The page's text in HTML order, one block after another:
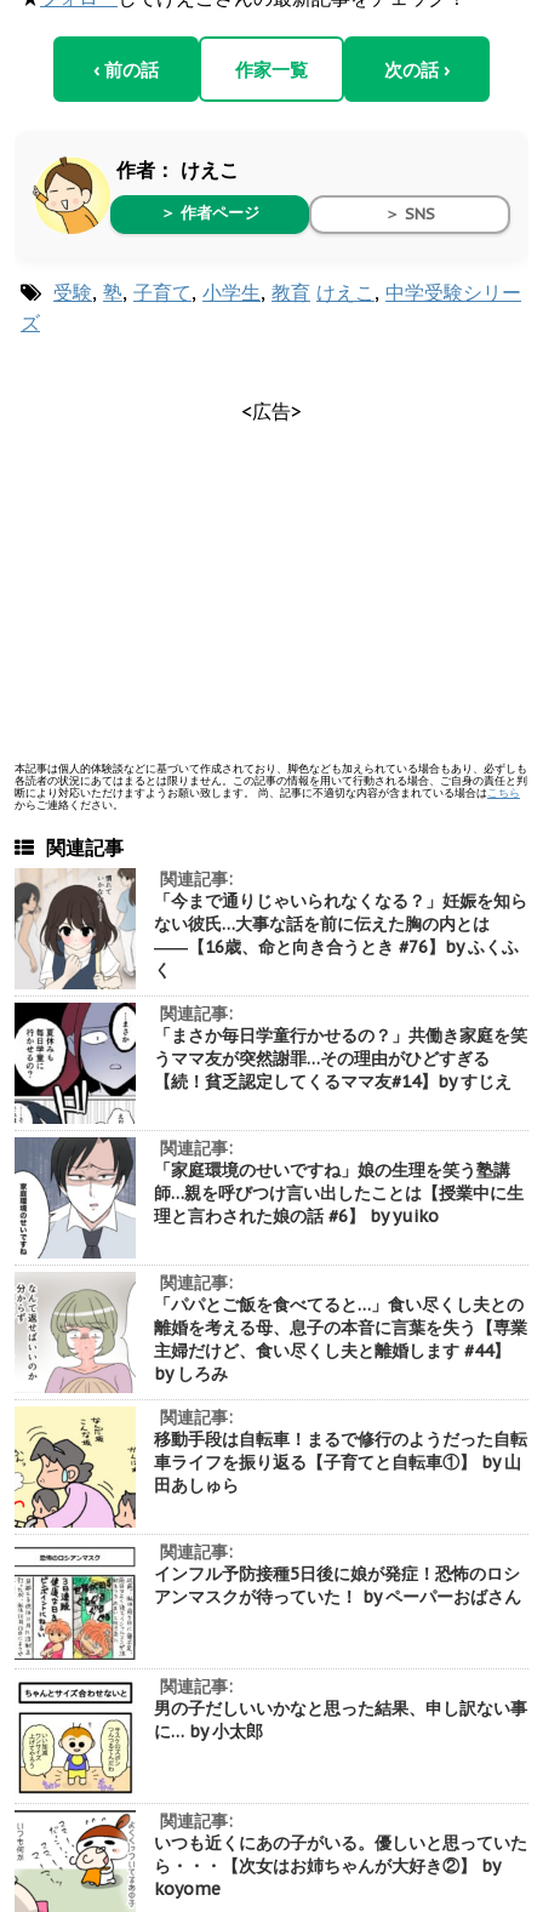
‹ 前の話 作家一覧 次の話 ›
作者： けえこ
＞ 作者ページ ＞ SNS
受験, 塾, 子育て, 小学生, 教育 けえこ , 中学受験シリー
ズ
<広告>
本記事は個人的体験談などに基づいて作成されており、脚色なども加えられている場合もあり、必ずしも
各読者の状況にあてはまるとは限りません。この記事の情報を用いて行動される場合、ご自身の責任と判
断により対応いただけますようお願い致します。 尚、記事に不適切な内容が含まれている場合はこちら
からご連絡ください。
関連記事
関連記事:
「今まで通りじゃいられなくなる？」妊娠を知ら
ない彼氏…大事な話を前に伝えた胸の内とは
――【16歳、命と向き合うとき #76】by ふくふ
く
関連記事:
「まさか毎日学童行かせるの？」共働き家庭を笑
うママ友が突然謝罪…その理由がひどすぎる
【続！貧乏認定してくるママ友#14】by すじえ
関連記事:
「家庭環境のせいですね」娘の生理を笑う塾講
師…親を呼びつけ言い出したことは【授業中に生
理と言わされた娘の話 #6】 by yuiko
関連記事:
「パパとご飯を食べてると…」食い尽くし夫との
離婚を考える母、息子の本音に言葉を失う【専業
主婦だけど、食い尽くし夫と離婚します #44】
by しろみ
関連記事:
移動手段は自転車！まるで修行のようだった自転
車ライフを振り返る【子育てと自転車①】 by 山
田あしゅら
関連記事:
インフル予防接種5日後に娘が発症！恐怖のロシ
アンマスクが待っていた！ by ペーパーおばさん
関連記事:
男の子だしいいかなと思った結果、申し訳ない事
に… by 小太郎
関連記事:
いつも近くにあの子がいる。優しいと思っていた
ら・・・【次女はお姉ちゃんが大好き②】 by
koyome